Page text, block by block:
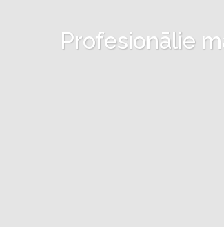
Profesionālie